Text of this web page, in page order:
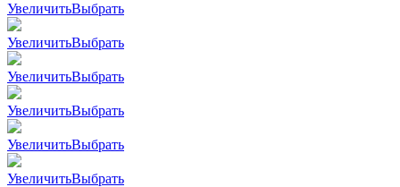
УвеличитьВыбрать
УвеличитьВыбрать
УвеличитьВыбрать
УвеличитьВыбрать
УвеличитьВыбрать
УвеличитьВыбрать